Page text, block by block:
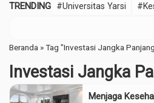
TRENDING #Universitas Yarsi
Beranda »Tag "Investasi Jangka
Investasi Jangka
Menjaga